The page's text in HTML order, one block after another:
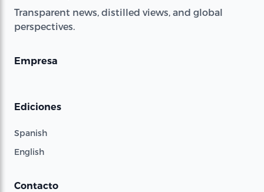
Transparent news, distilled views, and global
perspectives.
Empresa
Ediciones
Spanish
English
Contacto